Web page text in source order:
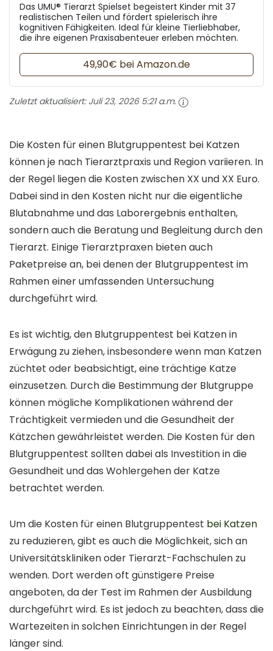
Das UMU® Tierarzt Spielset begeistert Kinder mit 37
realistischen Teilen und fördert spielerisch ihre
kognitiven Fähigkeiten. Ideal für kleine Tierliebhaber,
die ihre eigenen Praxisabenteuer erleben möchten.
49,90€ bei Amazon.de
Zuletzt aktualisiert: Juli 23, 2026 5:21 a.m.
Die Kosten für einen Blutgruppentest bei Katzen
können je nach Tierarztpraxis und Region variieren. In
der Regel liegen die Kosten zwischen XX und XX Euro.
Dabei sind in den Kosten nicht nur die eigentliche
Blutabnahme und das Laborergebnis enthalten,
sondern auch die Beratung und Begleitung durch den
Tierarzt. Einige Tierarztpraxen bieten auch
Paketpreise an, bei denen der Blutgruppentest im
Rahmen einer umfassenden Untersuchung
durchgeführt wird.
Es ist wichtig, den Blutgruppentest bei Katzen in
Erwägung zu ziehen, insbesondere wenn man Katzen
züchtet oder beabsichtigt, eine trächtige Katze
einzusetzen. Durch die Bestimmung der Blutgruppe
können mögliche Komplikationen während der
Trächtigkeit vermieden und die Gesundheit der
Kätzchen gewährleistet werden. Die Kosten für den
Blutgruppentest sollten dabei als Investition in die
Gesundheit und das Wohlergehen der Katze
betrachtet werden.
Um die Kosten für einen Blutgruppentest bei Katzen
zu reduzieren, gibt es auch die Möglichkeit, sich an
Universitätskliniken oder Tierarzt-Fachschulen zu
wenden. Dort werden oft günstigere Preise
angeboten, da der Test im Rahmen der Ausbildung
durchgeführt wird. Es ist jedoch zu beachten, dass die
Wartezeiten in solchen Einrichtungen in der Regel
länger sind.